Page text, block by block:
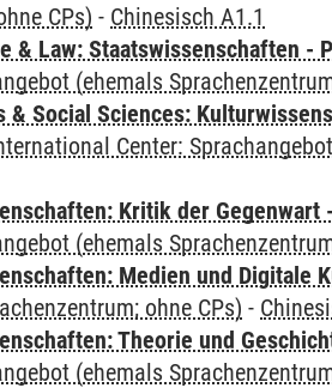
CPs) - Chinesisch A1.1
& Law: Staatswissenschaften -
(ehemals
& Social Sciences:
Center:
Kritik der Gegenwart
(ehemals
Medien und Digitale
ohne CPs) -
Theorie und
(ehemals